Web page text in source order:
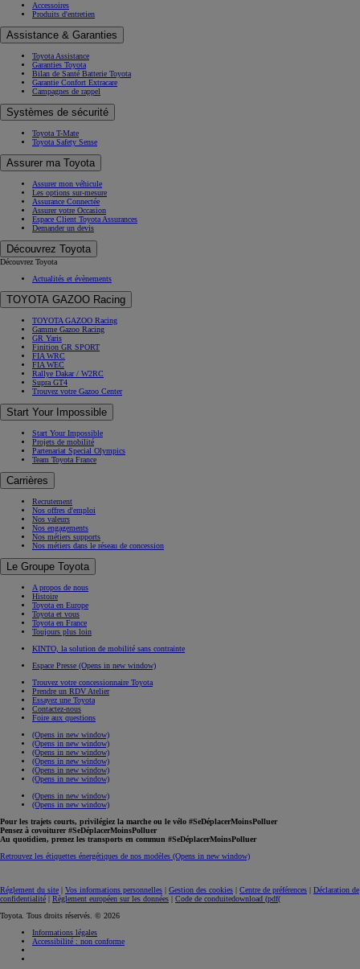
Accessoires
Produits d'entretien
Assistance & Garanties
Toyota Assistance
Garanties Toyota
Bilan de Santé Batterie Toyota
Garantie Confort Extracare
Campagnes de rappel
Systèmes de sécurité
Toyota T-Mate
Toyota Safety Sense
Assurer ma Toyota
Assurer mon véhicule
Les options sur-mesure
Assurance Connectée
Assurer votre Occasion
Espace Client Toyota Assurances
Demander un devis
Découvrez Toyota
Découvrez Toyota
Actualités et évènements
TOYOTA GAZOO Racing
TOYOTA GAZOO Racing
Gamme Gazoo Racing
GR Yaris
Finition GR SPORT
FIA WRC
FIA WEC
Rallye Dakar / W2RC
Supra GT4
Trouvez votre Gazoo Center
Start Your Impossible
Start Your Impossible
Projets de mobilité
Partenariat Special Olympics
Team Toyota France
Carrières
Recrutement
Nos offres d'emploi
Nos valeurs
Nos engagements
Nos métiers supports
Nos métiers dans le réseau de concession
Le Groupe Toyota
A propos de nous
Histoire
Toyota en Europe
Toyota et vous
Toyota en France
Toujours plus loin
KINTO, la solution de mobilité sans contrainte
Espace Presse (Opens in new window)
Trouvez votre concessionnaire Toyota
Prendre un RDV Atelier
Essayez une Toyota
Contactez-nous
Foire aux questions
(Opens in new window)
(Opens in new window)
(Opens in new window)
(Opens in new window)
(Opens in new window)
(Opens in new window)
(Opens in new window)
(Opens in new window)
Pour les trajets courts, privilégiez la marche ou le vélo #SeDéplacerMoinsPolluer
Pensez à covoiturer #SeDéplacerMoinsPolluer
Au quotidien, prenez les transports en commun #SeDéplacerMoinsPolluer
Retrouvez les étiquettes énergétiques de nos modèles (Opens in new window)
Réglement du site | Vos informations personnelles | Gestion des cookies | Centre de préférences | Déclaration de
confidentialité | Règlement européen sur les données | Code de conduitedownload (pdf(
Toyota. Tous droits réservés. © 2026
Informations légales
Accessibilité : non conforme